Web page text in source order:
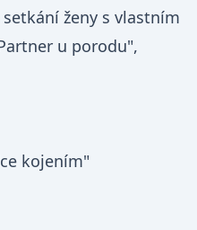
ženy s vlastním
u porodu",